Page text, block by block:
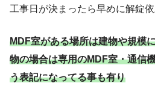
工事日が決まったら早めに解錠
MDF室がある場所は建物や規模
物の場合は専用のMDF室・通信
う表記になってる事も有り